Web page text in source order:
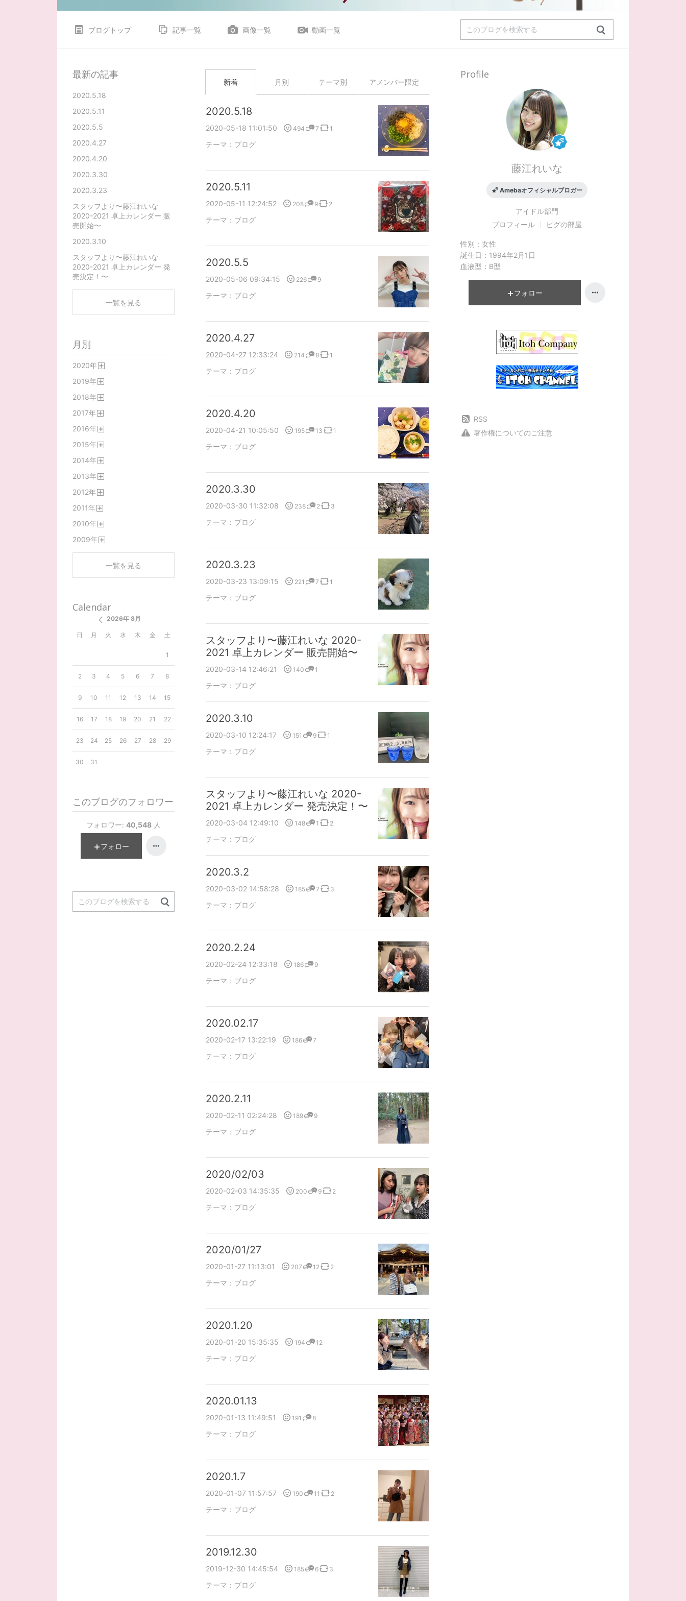
ブログトップ 記事一覧 画像一覧 動画一覧
新着 月別 テーマ別 アメンバー限定
2020.5.18
2020-05-18 11:01:50 494 7 1
テーマ： ブログ
2020.5.11
2020-05-11 12:24:52 208 9 2
テーマ： ブログ
2020.5.5
2020-05-06 09:34:15 226 9
テーマ： ブログ
2020.4.27
2020-04-27 12:33:24 214 8 1
テーマ： ブログ
2020.4.20
2020-04-21 10:05:50 195 13 1
テーマ： ブログ
2020.3.30
2020-03-30 11:32:08 238 2 3
テーマ： ブログ
2020.3.23
2020-03-23 13:09:15 221 7 1
テーマ： ブログ
スタッフより〜藤江れいな 2020-
2021 卓上カレンダー 販売開始〜
2020-03-14 12:46:21 140 1
テーマ： ブログ
2020.3.10
2020-03-10 12:24:17 151 9 1
テーマ： ブログ
スタッフより〜藤江れいな 2020-
2021 卓上カレンダー 発売決定！〜
2020-03-04 12:49:10 148 1 2
テーマ： ブログ
2020.3.2
2020-03-02 14:58:28 185 7 3
テーマ： ブログ
2020.2.24
2020-02-24 12:33:18 186 9
テーマ： ブログ
2020.02.17
2020-02-17 13:22:19 186 7
テーマ： ブログ
2020.2.11
2020-02-11 02:24:28 189 9
テーマ： ブログ
2020/02/03
2020-02-03 14:35:35 200 9 2
テーマ： ブログ
2020/01/27
2020-01-27 11:13:01 207 12 2
テーマ： ブログ
2020.1.20
2020-01-20 15:35:35 194 12
テーマ： ブログ
2020.01.13
2020-01-13 11:49:51 191 8
テーマ： ブログ
2020.1.7
2020-01-07 11:57:57 190 11 2
テーマ： ブログ
2019.12.30
2019-12-30 14:45:54 185 6 3
テーマ： ブログ
Profile
藤江れいな
Amebaオフィシャルブロガー
アイドル部門
プロフィール
ピグの部屋
性別： 女性
誕生日： 1994年2月1日
血液型： B型
フォロー
RSS
著作権についてのご注意
最新の記事
2020.5.18
2020.5.11
2020.5.5
2020.4.27
2020.4.20
2020.3.30
2020.3.23
スタッフより〜藤江れいな
2020-2021 卓上カレンダー 販
売開始〜
2020.3.10
スタッフより〜藤江れいな
2020-2021 卓上カレンダー 発
売決定！〜
一覧を見る
月別
2020年
2019年
2018年
2017年
2016年
2015年
2014年
2013年
2012年
2011年
2010年
2009年
一覧を見る
Calendar
2026年 8月
日 月 火 水 木 金 土
1
2 3 4 5 6 7 8
9 10 11 12 13 14 15
16 17 18 19 20 21 22
23 24 25 26 27 28 29
30 31
このブログのフォロワー
フォロワー: 40,548 人
フォロー